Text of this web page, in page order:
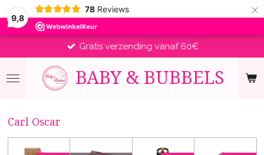
9,8
78 Reviews ×
BABY &BUBBELS
Gratis verzending vanaf 60€
Carl Oscar